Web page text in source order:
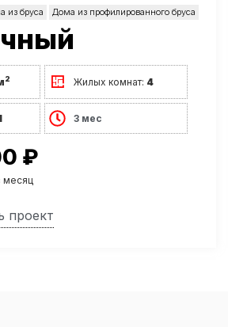
из бруса Дома из профилированного бруса
2 Жилых комнат: 4
3 мес
₽
месяц
проект